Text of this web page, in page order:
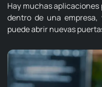
Hay muchas
dentro de una empresa,
puede abrir nuevas